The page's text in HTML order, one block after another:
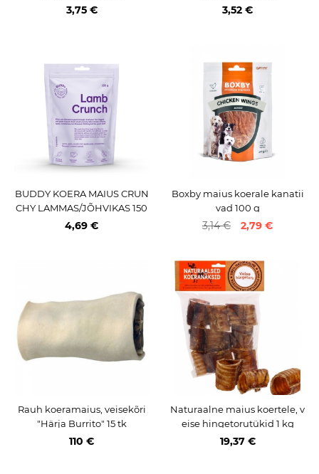
3,75 € 3,52 €
BUDDY KOERA MAIUS CRUN
CHY LAMMAS/JÕHVIKAS 150
G
4,69 €
Boxby maius koerale kanatii
vad 100 g
3,14 € 2,79 €
Rauh koeramaius, veisekõri
"Härja Burrito" 15 tk
110 €
Naturaalne maius koertele, v
eise hingetorutükid 1 kg
19,37 €